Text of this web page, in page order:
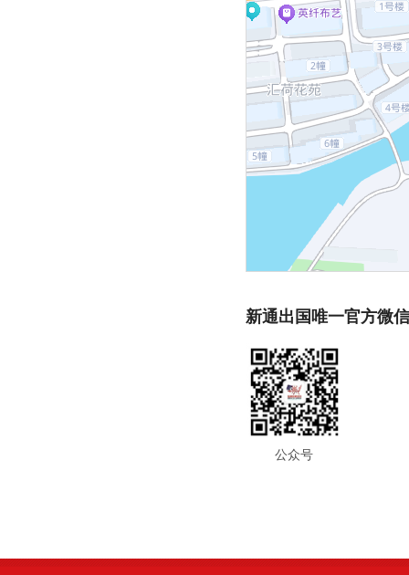
新通出国唯一官方微
公众号